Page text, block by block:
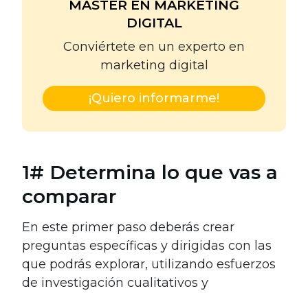
MASTER EN MARKETING
DIGITAL
Conviértete en un experto en
marketing digital
¡Quiero informarme!
1# Determina lo que vas a
comparar
En este primer paso deberás crear
preguntas específicas y dirigidas con las
que podrás explorar, utilizando esfuerzos
de investigación cualitativos y